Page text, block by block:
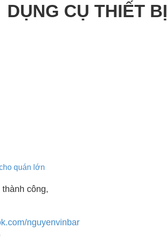
DỤNG CỤ THIẾT BỊ
quán lớn
công,
nguyenvinbar